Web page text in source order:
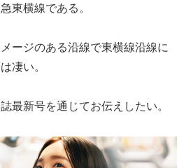
東横線である。
ージのある沿線で東横線沿線に
凄い。
最新号を通じてお伝えしたい。